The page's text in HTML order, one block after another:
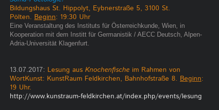
Bildungshaus St. Hippolyt, Eybnerstraße 5, 3100 St.
Pölten. Beginn: 19:30 Uhr
Eine Veranstaltung des Instituts für Österreichkunde, Wien, in
Kooperation mit dem I nstitt für Germanistik / AECC Deutsch, Alpen-
Adria-Universität Klagenfurt.
13.07.2017: Lesung aus Knochenfische im Rahmen von
WortKunst: KunstRaum Feldkirchen, Bahnhofstraße 8. Beginn:
19 Uhr.
http://www.kunstraum-feldkirchen.at/index.php/events/lesung